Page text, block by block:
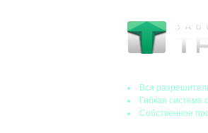
Вся
Гибкая система
Собственное